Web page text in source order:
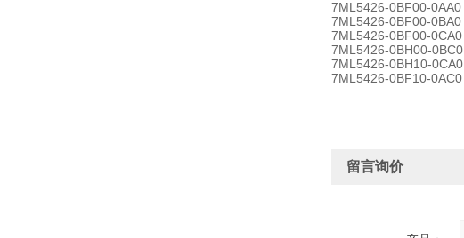
7ML5426-0BF00-0AA0
7ML5426-0BF00-0BA0
7ML5426-0BF00-0CA0
7ML5426-0BH00-0BC0
7ML5426-0BH10-0CA0
7ML5426-0BF10-0AC0
留言询价